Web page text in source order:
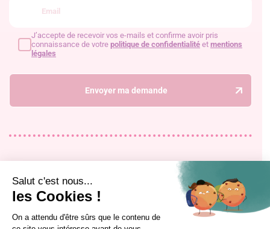
Envoyer ma demande
J’accepte de recevoir vos e-mails et confirme avoir pris
connaissance de votre politique de confidentialité et mentions
légales
Le restaurant
Le blog
Contact
Alumni
Rejoignez-nous !
Formation alternance
Formation professionnelle continue
Mon évolution professionnelle